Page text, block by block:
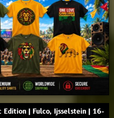
Edition | Fulco, Ijsselstein | 16-